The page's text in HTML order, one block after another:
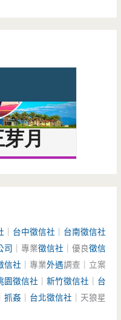
台中徵信社
台南徵信社
司 ｜專業徵信社 ｜優良徵信
信社 ｜專業外遇調查｜立案
園徵信社 ｜新竹徵信社
台
｜抓姦 台北徵信社 ｜天狼星